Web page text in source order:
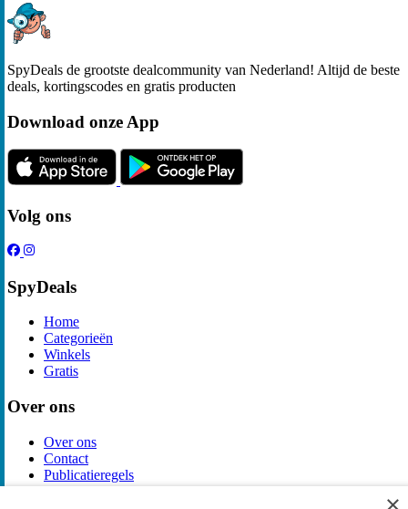
SpyDeals de grootste dealcommunity van Nederland! Altijd de beste
deals, kortingscodes en gratis producten
Download onze App
Volg ons
SpyDeals
Home
Categorieën
Winkels
Gratis
Over ons
Over ons
Contact
Publicatieregels